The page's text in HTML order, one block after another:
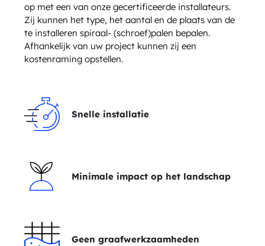
op met een van onze gecertificeerde installateurs.
Zij kunnen het type, het aantal en de plaats van de
te installeren spiraal- (schroef)palen bepalen.
Afhankelijk van uw project kunnen zij een
kostenraming opstellen.
Snelle installatie
Minimale impact op het landschap
Geen graafwerkzaamheden